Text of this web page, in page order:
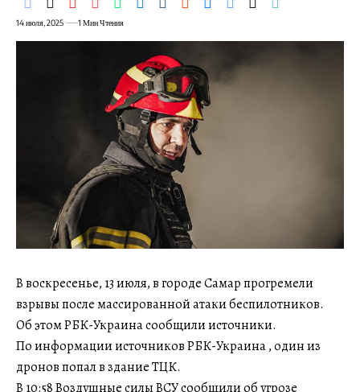
14 июля, 2025 1 Мин Чтения
В воскресенье, 13 июля, в городе Самар прогремели
взрывы после массированной атаки беспилотников.
Об этом РБК-Украина сообщили источники.
По информации источников РБК-Украина , один из
дронов попал в здание ТЦК.
В 10:58 Воздушные силы ВСУ сообщили об угрозе